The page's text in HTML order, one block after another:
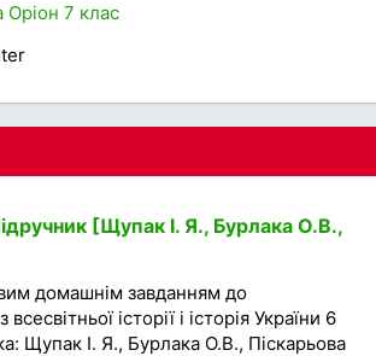
Оріон 7 клас
[Щупак І. Я., Бурлака О.В.,
домашнім завданням до
історії і історія України 6
Щупак І. Я., Бурлака О.В., Піскарьова